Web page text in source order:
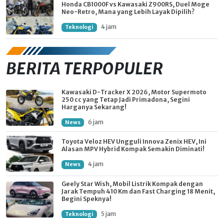
Honda CB1000F vs Kawasaki Z900RS, Duel Moge
Neo-Retro, Mana yang Lebih Layak Dipilih?
Teknologi 4 jam
BERITA TERPOPULER
Kawasaki D-Tracker X 2026, Motor Supermoto
250 cc yang Tetap Jadi Primadona, Segini
Harganya Sekarang!
News 6 jam
Toyota Veloz HEV Ungguli Innova Zenix HEV, Ini
Alasan MPV Hybrid Kompak Semakin Diminati!
News 4 jam
Geely Star Wish, Mobil Listrik Kompak dengan
Jarak Tempuh 410 Km dan Fast Charging 18 Menit,
Begini Speknya!
Teknologi 5 jam